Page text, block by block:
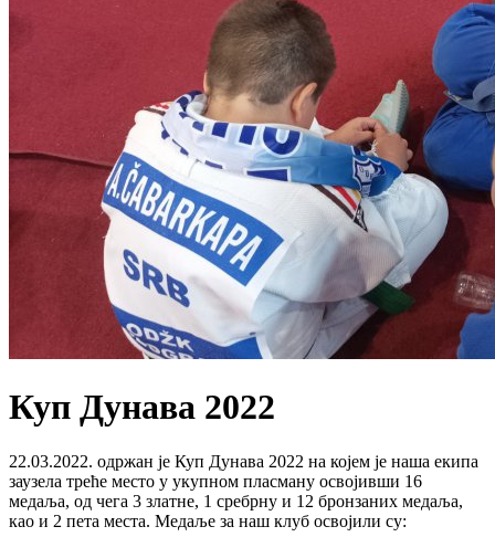
Куп Дунава 2022
22.03.2022. одржан је Куп Дунава 2022 на којем је наша екипа
заузела треће место у укупном пласману освојивши 16
медаља, од чега 3 златне, 1 сребрну и 12 бронзаних медаља,
као и 2 пета места. Медаље за наш клуб освојили су: